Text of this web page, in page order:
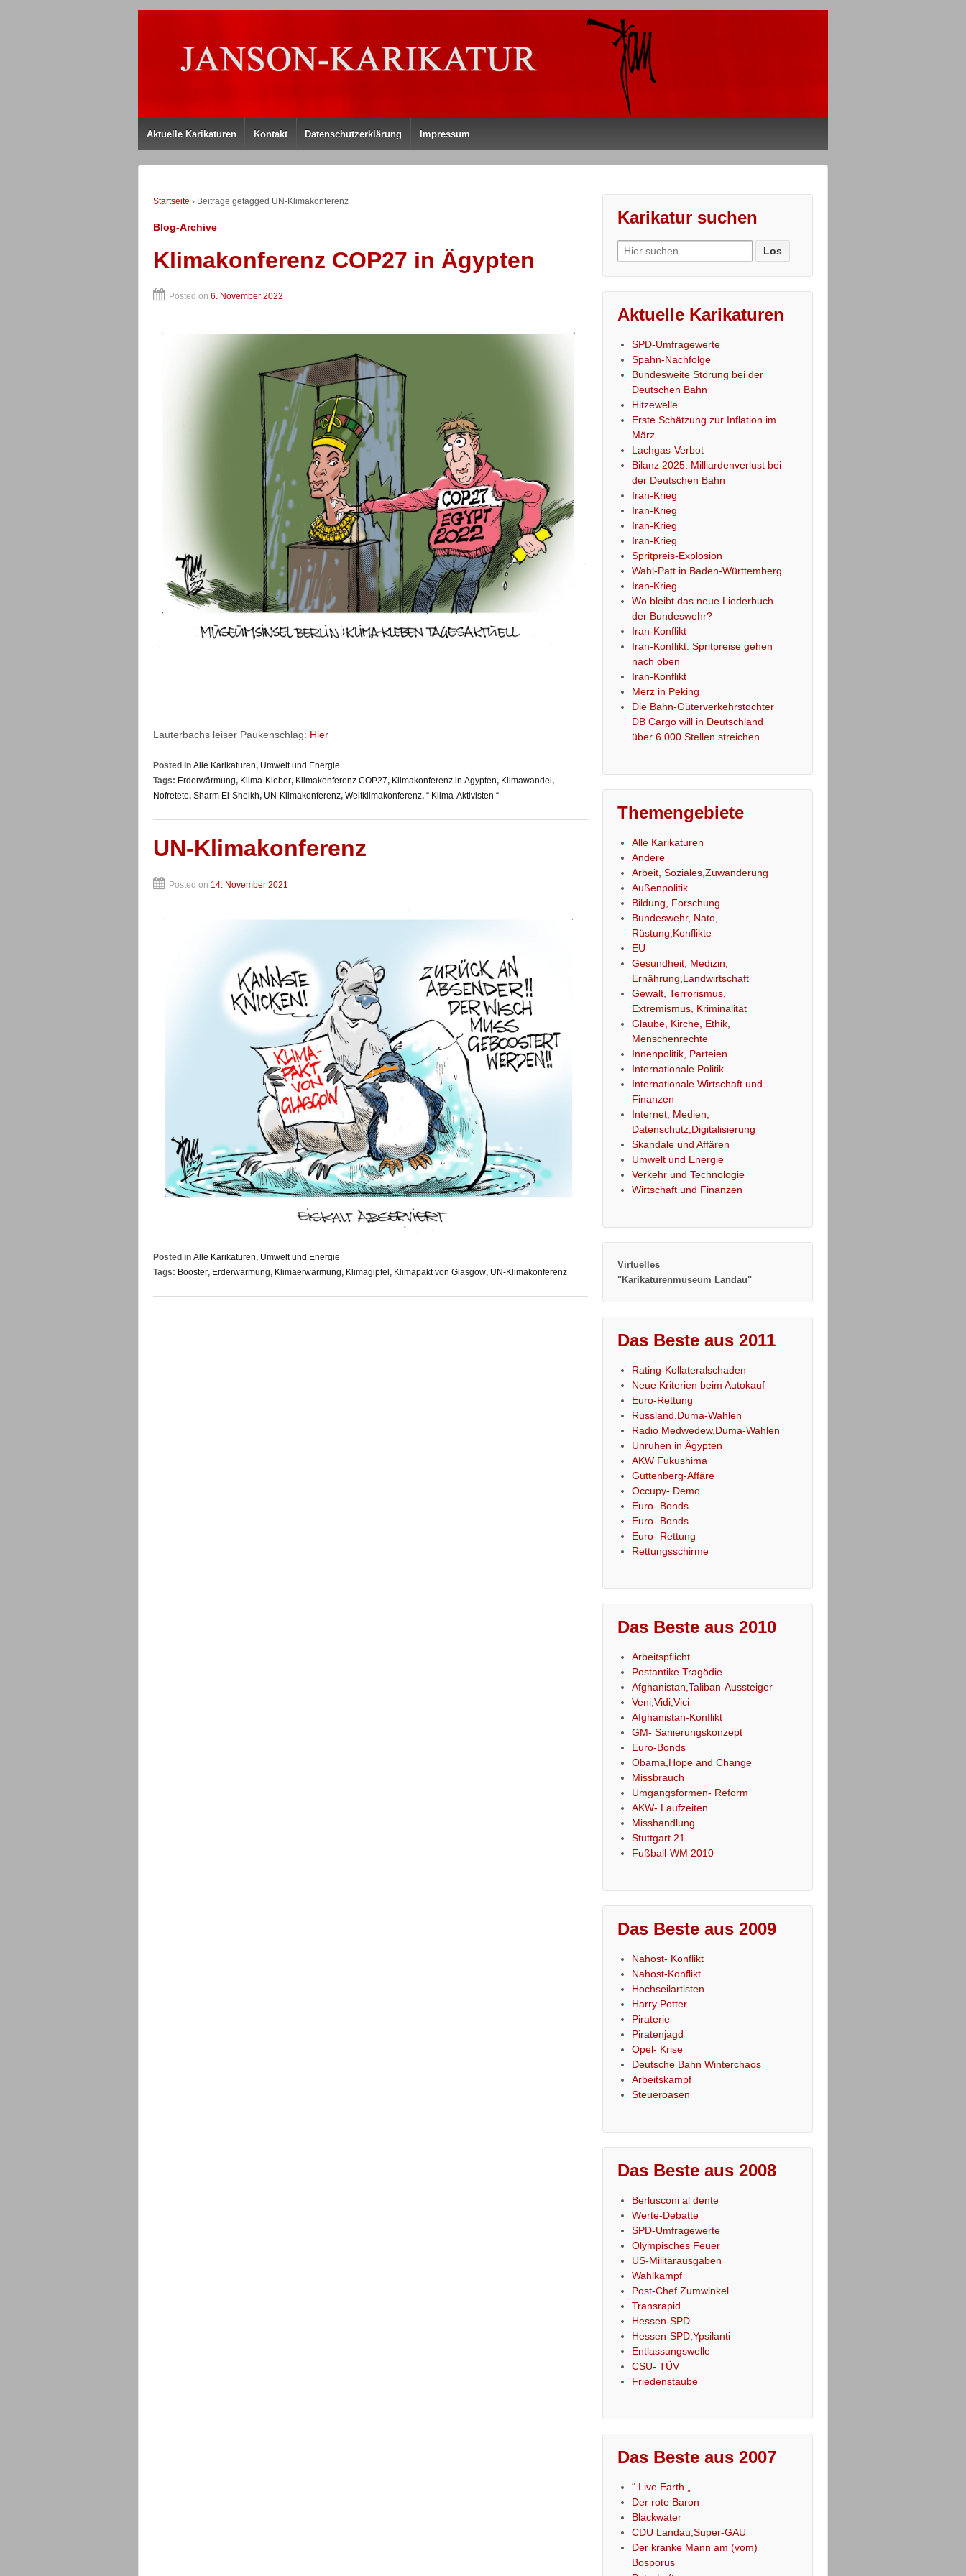
Aktuelle Karikaturen Kontakt Datenschutzerklärung Impressum
Startseite › Beiträge getagged UN-Klimakonferenz
Blog-Archive
Klimakonferenz COP27 in Ägypten
Posted on 6. November 2022
————————————————————
Lauterbachs leiser Paukenschlag: Hier
Posted in Alle Karikaturen, Umwelt und Energie
Tags: Erderwärmung, Klima-Kleber, Klimakonferenz COP27, Klimakonferenz in Ägypten, Klimawandel ,
Nofretete, Sharm El-Sheikh, UN-Klimakonferenz, Weltklimakonferenz, “ Klima-Aktivisten “
UN-Klimakonferenz
Posted on 14. November 2021
Posted in Alle Karikaturen, Umwelt und Energie
Tags: Booster, Erderwärmung, Klimaerwärmung, Klimagipfel, Klimapakt von Glasgow, UN-Klimakonferenz
Karikatur suchen
Search
for:
Aktuelle Karikaturen
SPD-Umfragewerte
Spahn-Nachfolge
Bundesweite Störung bei der
Deutschen Bahn
Hitzewelle
Erste Schätzung zur Inflation im
März …
Lachgas-Verbot
Bilanz 2025: Milliardenverlust bei
der Deutschen Bahn
Iran-Krieg
Iran-Krieg
Iran-Krieg
Iran-Krieg
Spritpreis-Explosion
Wahl-Patt in Baden-Württemberg
Iran-Krieg
Wo bleibt das neue Liederbuch
der Bundeswehr?
Iran-Konflikt
Iran-Konflikt: Spritpreise gehen
nach oben
Iran-Konflikt
Merz in Peking
Die Bahn-Güterverkehrstochter
DB Cargo will in Deutschland
über 6 000 Stellen streichen
Themengebiete
Alle Karikaturen
Andere
Arbeit, Soziales,Zuwanderung
Außenpolitik
Bildung, Forschung
Bundeswehr, Nato,
Rüstung,Konflikte
EU
Gesundheit, Medizin,
Ernährung,Landwirtschaft
Gewalt, Terrorismus,
Extremismus, Kriminalität
Glaube, Kirche, Ethik,
Menschenrechte
Innenpolitik, Parteien
Internationale Politik
Internationale Wirtschaft und
Finanzen
Internet, Medien,
Datenschutz,Digitalisierung
Skandale und Affären
Umwelt und Energie
Verkehr und Technologie
Wirtschaft und Finanzen
Virtuelles
"Karikaturenmuseum Landau"
Das Beste aus 2011
Rating-Kollateralschaden
Neue Kriterien beim Autokauf
Euro-Rettung
Russland,Duma-Wahlen
Radio Medwedew,Duma-Wahlen
Unruhen in Ägypten
AKW Fukushima
Guttenberg-Affäre
Occupy- Demo
Euro- Bonds
Euro- Bonds
Euro- Rettung
Rettungsschirme
Das Beste aus 2010
Arbeitspflicht
Postantike Tragödie
Afghanistan,Taliban-Aussteiger
Veni,Vidi,Vici
Afghanistan-Konflikt
GM- Sanierungskonzept
Euro-Bonds
Obama,Hope and Change
Missbrauch
Umgangsformen- Reform
AKW- Laufzeiten
Misshandlung
Stuttgart 21
Fußball-WM 2010
Das Beste aus 2009
Nahost- Konflikt
Nahost-Konflikt
Hochseilartisten
Harry Potter
Piraterie
Piratenjagd
Opel- Krise
Deutsche Bahn Winterchaos
Arbeitskampf
Steueroasen
Das Beste aus 2008
Berlusconi al dente
Werte-Debatte
SPD-Umfragewerte
Olympisches Feuer
US-Militärausgaben
Wahlkampf
Post-Chef Zumwinkel
Transrapid
Hessen-SPD
Hessen-SPD,Ypsilanti
Entlassungswelle
CSU- TÜV
Friedenstaube
Das Beste aus 2007
“ Live Earth „
Der rote Baron
Blackwater
CDU Landau,Super-GAU
Der kranke Mann am (vom)
Bosporus